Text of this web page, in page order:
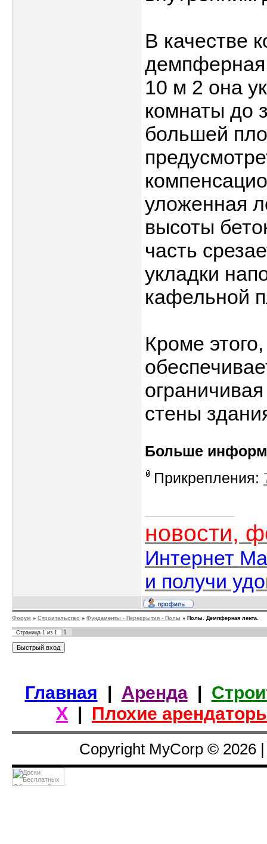
В качестве
10 м 2 она
комнаты до
большей
уложенная
высоты
часть
укладки
кафельной
Кроме
стены
Больше
Прикрепления:
новости,
Интернет
и получи
Форум » Строительство » Фундаменты - Перекрытия - Полы » Полы. Демпферная лента.
Страница 1 из 1 1
Главная | Аренда|
Х | Плохие
Copyright MyCorp © 2026